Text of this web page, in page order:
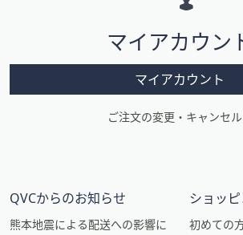
ン
マイアカウン
マイアカウント
ご注文の変更・キャンセル
QVCからのお知らせ
熊本地震による配送への影響に
ショッ
初めての